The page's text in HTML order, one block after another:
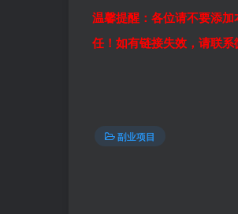
温馨提醒：各位请不要添
任！如有链接失效，请联系
副业项目